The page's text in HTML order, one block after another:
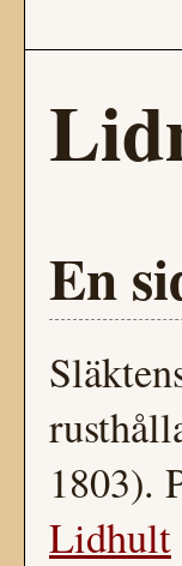
En
1803).
Lidhult